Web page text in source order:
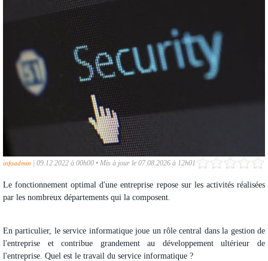
infoadmin 09.12.2022 à 00h00 • Mis à jour le 07.08.2026 à 12h01
Le fonctionnement optimal d'une entreprise repose sur les activités réalisées
par les nombreux départements qui la composent.
En particulier, le service informatique joue un rôle central dans la gestion de
l'entreprise et contribue grandement au développement ultérieur de
l'entreprise. Quel est le travail du service informatique ?